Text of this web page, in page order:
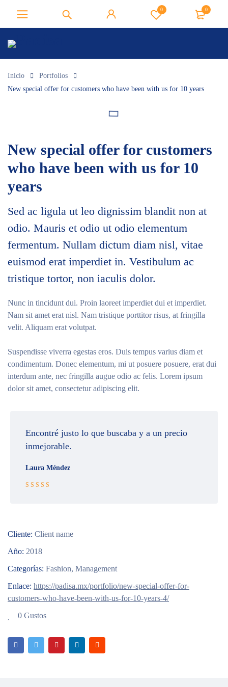
0 0
Inicio
Portfolios
New special offer for customers who have been with us for 10 years
New special offer for customers
who have been with us for 10
years
Sed ac ligula ut leo dignissim blandit non at
odio. Mauris et odio ut odio elementum
fermentum. Nullam dictum diam nisl, vitae
euismod erat imperdiet in. Vestibulum ac
tristique tortor, non iaculis dolor.
Nunc in tincidunt dui. Proin laoreet imperdiet dui et imperdiet.
Nam sit amet erat nisl. Nam tristique porttitor risus, at fringilla
velit. Aliquam erat volutpat.
Suspendisse viverra egestas eros. Duis tempus varius diam et
condimentum. Donec elementum, mi ut posuere posuere, erat dui
interdum ante, nec fringilla augue odio ac felis. Lorem ipsum
dolor sit amet, consectetur adipiscing elit.
Encontré justo lo que buscaba y a un precio
inmejorable.
Laura Méndez
Cliente: Client name
Año: 2018
Categorías: Fashion, Management
Enlace: https://padisa.mx/portfolio/new-special-offer-for-
customers-who-have-been-with-us-for-10-years-4/
0 Gustos